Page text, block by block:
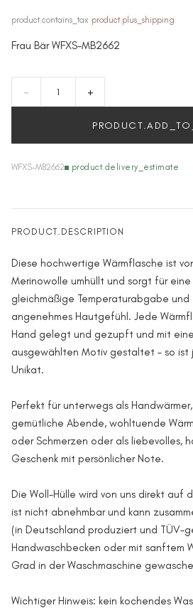
product.contains_tax product.plus_shipping
Frau Bär WFXS-MB2662
- +
WFXS-MB2662 product.delivery_estimate
PRODUCT.DESCRIPTION
Diese hochwertige Wärmflasche ist
Merinowolle umhüllt und sorgt für
gleichmäßige Temperaturabgabe und
angenehmes Hautgefühl. Jede
Hand gelegt und gezupft und mit
ausgewählten Motiv gestaltet – so ist
Unikat.
Perfekt für unterwegs als
gemütliche Abende, wohltuende
oder Schmerzen oder als liebevolles,
Geschenk mit persönlicher Note.
Die Woll-Hülle wird von uns direkt auf
ist nicht abnehmbar und kann
(in Deutschland produziert und TÜV-
Handwaschbecken oder mit sanftem
Grad in der Waschmaschine
Wichtiger Hinweis: kein kochendes